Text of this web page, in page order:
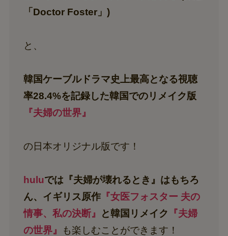
「Doctor Foster」)
と、
韓国ケーブルドラマ史上最高となる視聴
率28.4%を記録した韓国でのリメイク版
『夫婦の世界』
の日本オリジナル版です！
huluでは『夫婦が壊れるとき』はもちろ
ん、イギリス原作 『女医フォスター 夫の
情事、私の決断』
と韓国リメイク
『夫婦
の世界』
も楽しむことができます！